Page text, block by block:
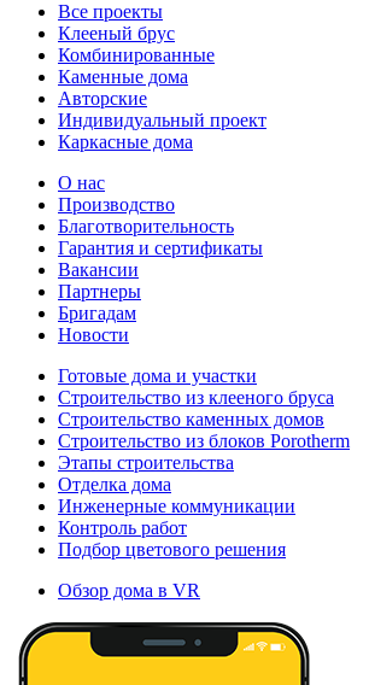
Все проекты
Клееный брус
Комбинированные
Каменные дома
Авторские
Индивидуальный проект
Каркасные дома
О нас
Производство
Благотворительность
Гарантия и сертификаты
Вакансии
Партнеры
Бригадам
Новости
Готовые дома и участки
Строительство из клееного бруса
Строительство каменных домов
Строительство из блоков Porotherm
Этапы строительства
Отделка дома
Инженерные коммуникации
Контроль работ
Подбор цветового решения
Обзор дома в VR